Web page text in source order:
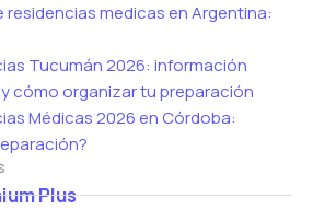
residencias medicas en Argentina:
Tucumán 2026: información
cómo organizar tu preparación
Médicas 2026 en Córdoba:
Plus